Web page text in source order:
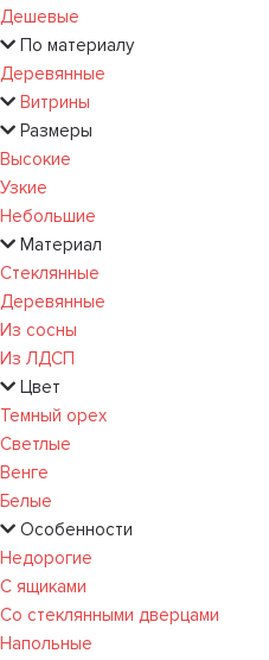
Дешевые
По материалу
Деревянные
Витрины
Размеры
Высокие
Узкие
Небольшие
Материал
Стеклянные
Деревянные
Из сосны
Из ЛДСП
Цвет
Темный орех
Светлые
Венге
Белые
Особенности
Недорогие
С ящиками
Со стеклянными дверцами
Напольные